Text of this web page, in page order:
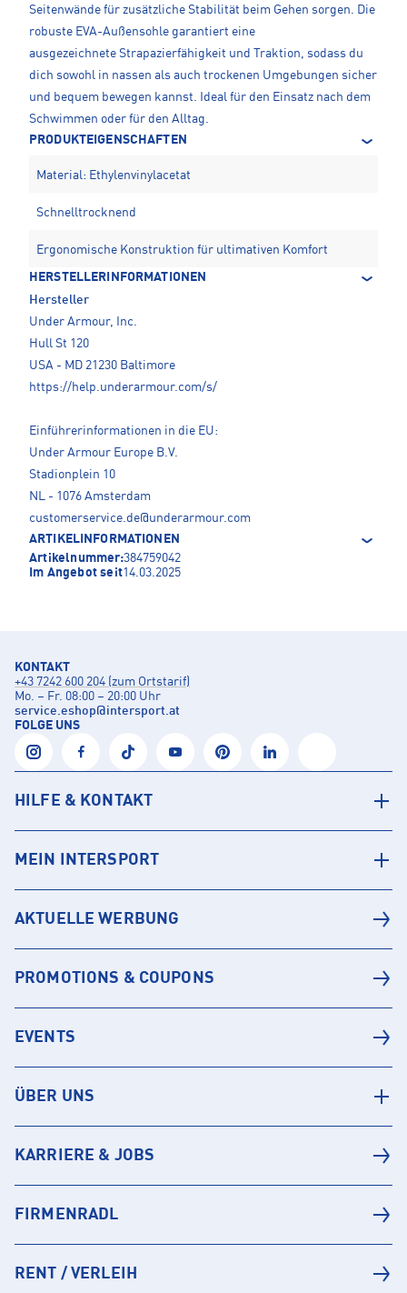
Seitenwände für zusätzliche Stabilität beim Gehen sorgen. Die
robuste EVA-Außensohle garantiert eine
ausgezeichnete Strapazierfähigkeit und Traktion, sodass du
dich sowohl in nassen als auch trockenen Umgebungen sicher
und bequem bewegen kannst. Ideal für den Einsatz nach dem
Schwimmen oder für den Alltag.
PRODUKTEIGENSCHAFTEN
Material: Ethylenvinylacetat
Schnelltrocknend
Ergonomische Konstruktion für ultimativen Komfort
HERSTELLERINFORMATIONEN
Hersteller
Under Armour, Inc.
Hull St 120
USA - MD 21230 Baltimore
https://help.underarmour.com/s/
Einführerinformationen in die EU:
Under Armour Europe B.V.
Stadionplein 10
NL - 1076 Amsterdam
customerservice.de@underarmour.com
ARTIKELINFORMATIONEN
Artikelnummer:384759042
Im Angebot seit14.03.2025
KONTAKT
+43 7242 600 204 (zum Ortstarif)
Mo. – Fr. 08:00 – 20:00 Uhr
service.eshop@intersport.at
FOLGE UNS
HILFE & KONTAKT
MEIN INTERSPORT
AKTUELLE WERBUNG
PROMOTIONS & COUPONS
EVENTS
ÜBER UNS
KARRIERE & JOBS
FIRMENRADL
RENT / VERLEIH